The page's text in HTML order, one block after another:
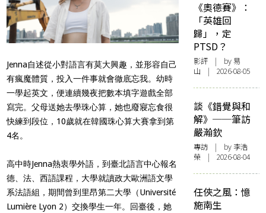
Jenna自述從小對語言有莫大興趣，並形容自己
有瘋魔體質，投入一件事就會徹底忘我。幼時
一學起英文，便連續幾夜把數本填字遊戲全部
寫完。父母送她去學珠心算，她也廢寢忘食很
快練到段位，10歲就在韓國珠心算大賽拿到第
4名。
高中時Jenna熱衷學外語，到臺北語言中心報名
德、法、西語課程，大學就讀政大歐洲語文學
系法語組，期間曾到里昂第二大學（Université
Lumière Lyon 2）交換學生一年。回臺後，她
《奧德賽》：
「英雄回
歸」，定
PTSD？
影評 | by 易
山 | 2026-08-05
談《錯覺與和
解》──筆訪
嚴瀚欽
專訪 | by 李浩
榮 | 2026-08-04
任俠之風：憶
施南生